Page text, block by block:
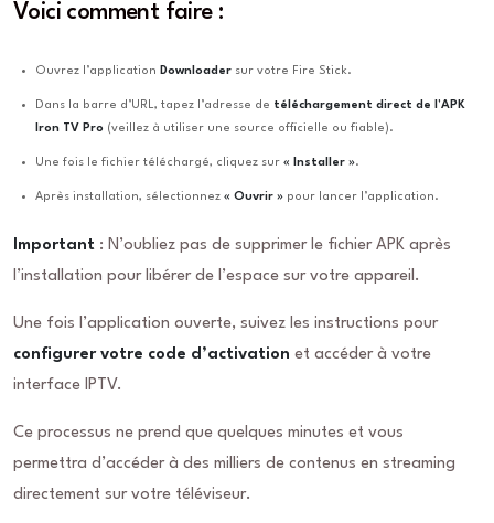
Voici comment faire :
Ouvrez l’application Downloader sur votre Fire Stick.
Dans la barre d’URL, tapez l’adresse de téléchargement direct de l’APK
Iron TV Pro (veillez à utiliser une source officielle ou fiable).
Une fois le fichier téléchargé, cliquez sur « Installer ».
Après installation, sélectionnez « Ouvrir » pour lancer l’application.
Important : N’oubliez pas de supprimer le fichier APK après
l’installation pour libérer de l’espace sur votre appareil.
Une fois l’application ouverte, suivez les instructions pour
configurer votre code d’activation et accéder à votre
interface IPTV.
Ce processus ne prend que quelques minutes et vous
permettra d’accéder à des milliers de contenus en streaming
directement sur votre téléviseur.